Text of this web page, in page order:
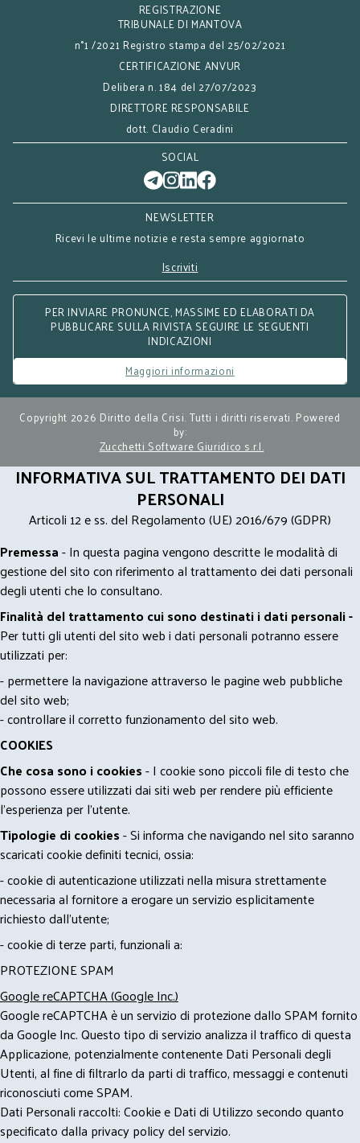
REGISTRAZIONE
TRIBUNALE DI MANTOVA
n°1 /2021 Registro stampa del 25/02/2021
CERTIFICAZIONE ANVUR
Delibera n. 184 del 27/07/2023
DIRETTORE RESPONSABILE
dott. Claudio Ceradini
SOCIAL
NEWSLETTER
Ricevi le ultime notizie e resta sempre aggiornato
Iscriviti
PER INVIARE PRONUNCE, MASSIME ED ELABORATI DA
PUBBLICARE SULLA RIVISTA SEGUIRE LE SEGUENTI
INDICAZIONI
Maggiori informazioni
Copyright 2026 Diritto della Crisi. Tutti i diritti riservati. Powered
by:
Zucchetti Software Giuridico s.r.l.
INFORMATIVA SUL TRATTAMENTO DEI DATI
PERSONALI
Articoli 12 e ss. del Regolamento (UE) 2016/679 (GDPR)
Premessa- In questa pagina vengono descritte le modalità di
gestione del sito con riferimento al trattamento dei dati personali
degli utenti che lo consultano.
Finalità del trattamento cui sono destinati i dati personali -
Per tutti gli utenti del sito web i dati personali potranno essere
utilizzati per:
- permettere la navigazione attraverso le pagine web pubbliche
del sito web;
- controllare il corretto funzionamento del sito web.
COOKIES
Che cosa sono i cookies- I cookie sono piccoli file di testo che
possono essere utilizzati dai siti web per rendere più efficiente
l'esperienza per l'utente.
Tipologie di cookies- Si informa che navigando nel sito saranno
scaricati cookie definiti tecnici, ossia:
- cookie di autenticazione utilizzati nella misura strettamente
necessaria al fornitore a erogare un servizio esplicitamente
richiesto dall'utente;
- cookie di terze parti, funzionali a:
PROTEZIONE SPAM
Google reCAPTCHA (Google Inc.)
Google reCAPTCHA è un servizio di protezione dallo SPAM fornito
da Google Inc. Questo tipo di servizio analizza il traffico di questa
Applicazione, potenzialmente contenente Dati Personali degli
Utenti, al fine di filtrarlo da parti di traffico, messaggi e contenuti
riconosciuti come SPAM.
Dati Personali raccolti: Cookie e Dati di Utilizzo secondo quanto
specificato dalla privacy policy del servizio.